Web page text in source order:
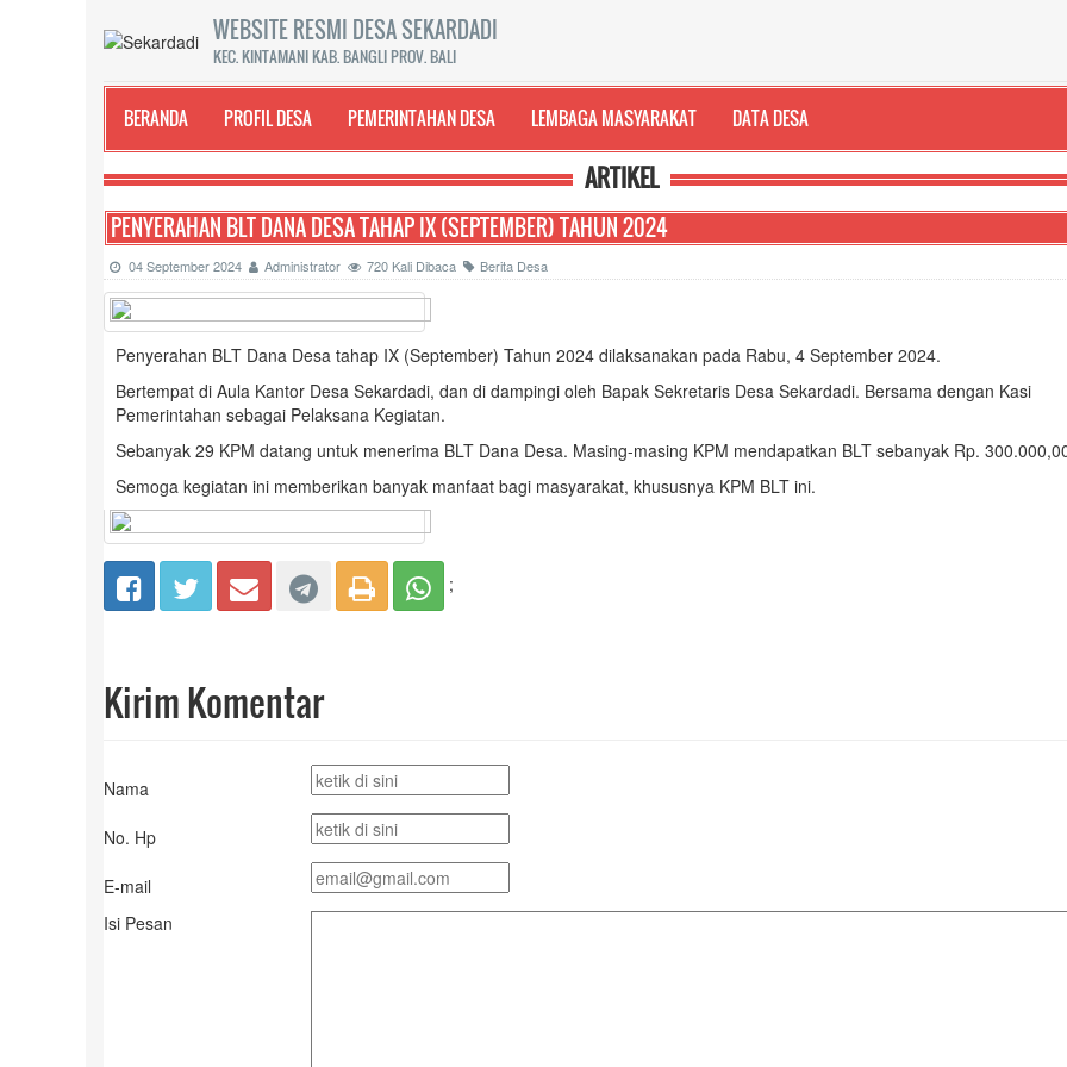
WEBSITE RESMI DESA SEKARDADI
KEC. KINTAMANI KAB. BANGLI PROV. BALI
BERANDA PROFIL DESA PEMERINTAHAN DESA LEMBAGA MASYARAKAT DATA DESA
ARTIKEL
PENYERAHAN BLT DANA DESA TAHAP IX (SEPTEMBER) TAHUN 2024
04 September 2024 Administrator 720 Kali Dibaca Berita Desa
Penyerahan BLT Dana Desa tahap IX (September) Tahun 2024 dilaksanakan pada Rabu, 4 September 2024.
Bertempat di Aula Kantor Desa Sekardadi, dan di dampingi oleh Bapak Sekretaris Desa Sekardadi. Bersama dengan Kasi
Pemerintahan sebagai Pelaksana Kegiatan.
Sebanyak 29 KPM datang untuk menerima BLT Dana Desa. Masing-masing KPM mendapatkan BLT sebanyak Rp.
Semoga kegiatan ini memberikan banyak manfaat bagi masyarakat, khususnya KPM BLT ini.
;
Kirim Komentar
Nama
No. Hp
E-mail
Isi Pesan